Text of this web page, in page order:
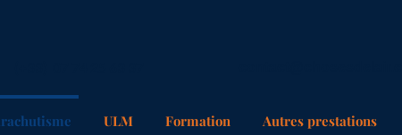
ULM Formation Autres prestations